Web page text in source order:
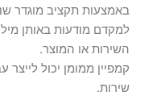
באמצעות תקציב מוגדר
למקדם מודעות באותן
השירות או המוצר.
קמפיין ממומן יכול
שירות.